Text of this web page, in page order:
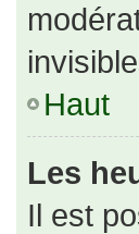
Haut
Les
Il est